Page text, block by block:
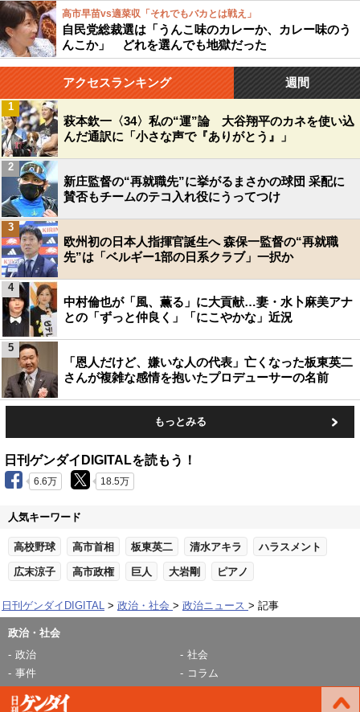
高市早苗vs適菜収「それでもバカとは戦え」
自民党総裁選は「うんこ味のカレーか、カレー味のう
んこか」 どれを選んでも地獄だった
アクセスランキング 週間
萩本欽一〈34〉私の“運”論 大谷翔平のカネを使い込
んだ通訳に「小さな声で『ありがとう』」
1
新庄監督の“再就職先”に挙がるまさかの球団 采配に
賛否もチームのテコ入れ役にうってつけ
2
欧州初の日本人指揮官誕生へ 森保一監督の“再就職
先”は「ベルギー1部の日系クラブ」一択か
3
中村倫也が「風、薫る」に大貢献…妻・水卜麻美アナ
との「ずっと仲良く」「にこやかな」近況
4
「恩人だけど、嫌いな人の代表」亡くなった板東英二
さんが複雑な感情を抱いたプロデューサーの名前
5
もっとみる
日刊ゲンダイDIGITALを読もう！
6.6万 18.5万
人気キーワード
高校野球 高市首相 板東英二 清水アキラ ハラスメント
広末涼子 高市政権 巨人 大岩剛 ピアノ
日刊ゲンダイDIGITAL 政治・社会 政治ニュース 記事
政治・社会
政治
社会
事件
コラム